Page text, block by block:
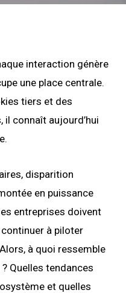
interaction génère
une place centrale.
tiers et des
connaît aujourd’hui
disparition
en puissance
entreprises doivent
à piloter
à quoi ressemble
Quelles tendances
et quelles